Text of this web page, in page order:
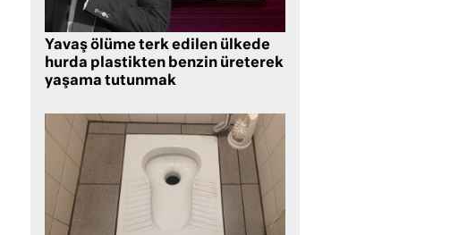
Yavaş ölüme terk edilen ülkede
hurda plastikten benzin üreterek
yaşama tutunmak